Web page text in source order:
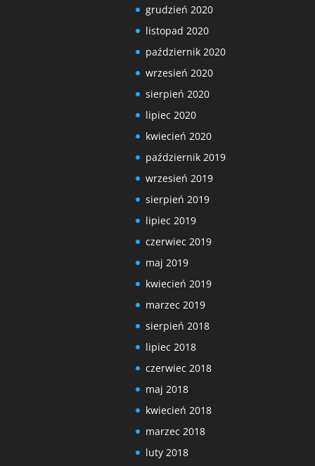
grudzień 2020
listopad 2020
październik 2020
wrzesień 2020
sierpień 2020
lipiec 2020
kwiecień 2020
październik 2019
wrzesień 2019
sierpień 2019
lipiec 2019
czerwiec 2019
maj 2019
kwiecień 2019
marzec 2019
sierpień 2018
lipiec 2018
czerwiec 2018
maj 2018
kwiecień 2018
marzec 2018
luty 2018